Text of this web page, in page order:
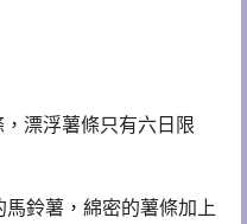
漂浮薯條只有六日限
鈴薯，綿密的薯條加上